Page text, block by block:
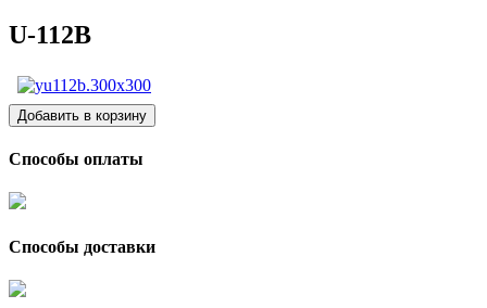
U-112B
Способы оплаты
Способы доставки